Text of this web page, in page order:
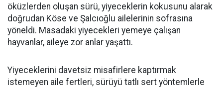
öküzlerden oluşan sürü, yiyeceklerin kokusunu alarak
doğrudan Köse ve Şalcıoğlu ailelerinin sofrasına
yöneldi. Masadaki yiyecekleri yemeye çalışan
hayvanlar, aileye zor anlar yaşattı.
Yiyeceklerini davetsiz misafirlere kaptırmak
istemeyen aile fertleri, sürüyü tatlı sert yöntemlerle